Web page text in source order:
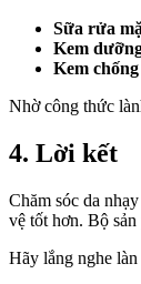
Sữa rửa
Kem
Kem
Nhờ công thức
4. Lời kết
Chăm sóc da
vệ tốt hơn. Bộ
Hãy lắng nghe